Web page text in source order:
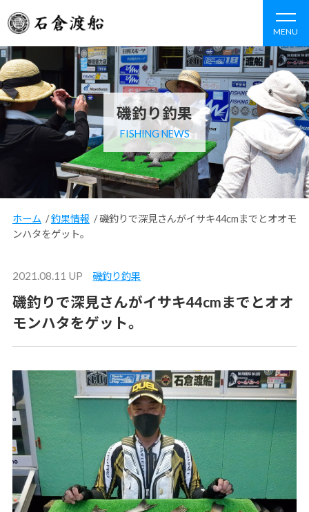
MENU
磯釣り釣果
FISHING NEWS
ホーム /釣果情報 /磯釣りで深見さんがイサキ44cmまでとオオモ
ンハタをゲット。
2021.08.11 UP 磯釣り釣果
磯釣りで深見さんがイサキ44cmまでとオオ
モンハタをゲット。